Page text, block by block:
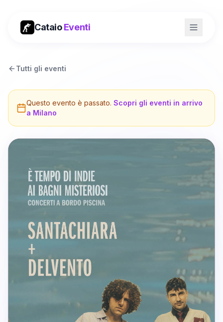
CataioEventi
Tutti gli eventi
Questo evento è passato. Scopri gli eventi in arrivo
a Milano